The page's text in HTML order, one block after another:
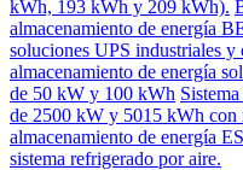
kWh, 193 kWh y 209 kWh).
almacenamiento de energía
soluciones UPS industriales y
almacenamiento de energía
de 50 kW y 100 kWh
de 2500 kW y 5015 kWh con
almacenamiento de energía
sistema refrigerado por aire.